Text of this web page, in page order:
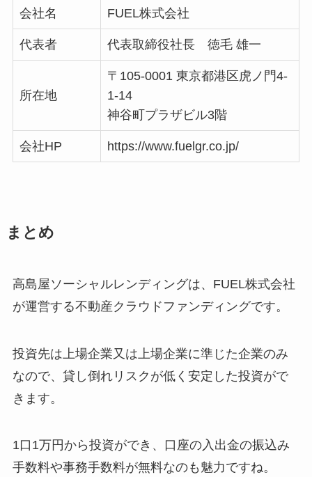
会社名 FUEL株式会社
代表者 代表取締役社長 徳毛 雄一
所在地
〒105-0001 東京都港区虎ノ門4-
1-14
神谷町プラザビル3階
会社HP https://www.fuelgr.co.jp/
まとめ
高島屋ソーシャルレンディングは、 FUEL株式会社
が運営する不動産クラウドファンディングです。
投資先は上場企業又は上場企業に準じた企業のみ
なので、貸し倒れリスクが低く安定した投資がで
きます。
1口1万円から投資ができ、口座の入出金の振込み
手数料や事務手数料が無料なのも魅力ですね。